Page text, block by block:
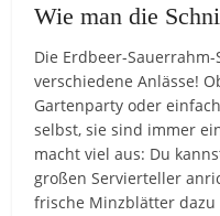
Wie man die
Die Erdbeer-
verschiedene Anlässe!
Gartenparty oder
selbst, sie sind immer
macht viel aus: Du
großen Servierteller
frische Minzblätter dazu